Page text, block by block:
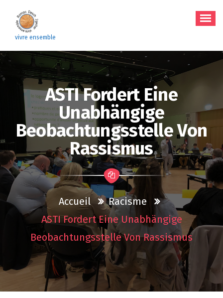
contenu
vivre ensemble
ASTI Fordert Eine
Unabhängige
Beobachtungsstelle Von
Rassismus
Accueil
Racisme
ASTI Fordert Eine Unabhängige
Beobachtungsstelle Von Rassismus